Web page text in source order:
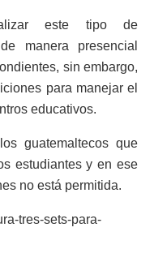
este tipo de
manera presencial
sin embargo,
para manejar el
educativos.
guatemaltecos que
estudiantes y en ese
no está permitida.
tres-sets-para-